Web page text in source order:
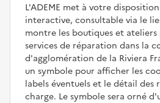
L'ADEME met à votre
interactive, consultable via le
montre les boutiques et
services de réparation dans la
d'agglomération de la Riviera
un symbole pour afficher les
labels éventuels et le détail des
charge. Le symbole sera orné